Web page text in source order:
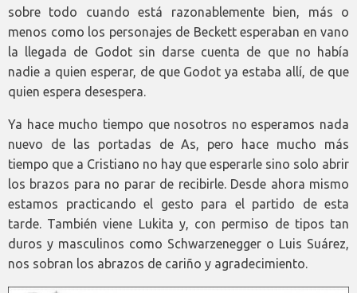
sobre todo cuando está razonablemente bien, más o
menos como los personajes de Beckett esperaban en vano
la llegada de Godot sin darse cuenta de que no había
nadie a quien esperar, de que Godot ya estaba allí, de que
quien espera desespera.
Ya hace mucho tiempo que nosotros no esperamos nada
nuevo de las portadas de As, pero hace mucho más
tiempo que a Cristiano no hay que esperarle sino solo abrir
los brazos para no parar de recibirle. Desde ahora mismo
estamos practicando el gesto para el partido de esta
tarde. También viene Lukita y, con permiso de tipos tan
duros y masculinos como Schwarzenegger o Luis Suárez,
nos sobran los abrazos de cariño y agradecimiento.